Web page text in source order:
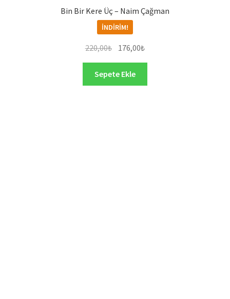
Bin Bir Kere Üç – Naim Çağman
İNDIRIM!
220,00₺ Orijinal
220,00₺.
176,00₺Şu
176,00₺.
Sepete Ekle